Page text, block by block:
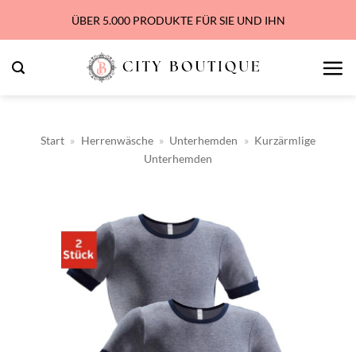
springen
ÜBER 5.000 PRODUKTE FÜR SIE UND IHN
Start » Herrenwäsche » Unterhemden » Kurzärmlige
Unterhemden